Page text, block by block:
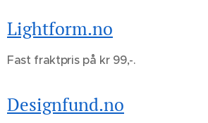
Lightform.no
Fast fraktpris på kr 99,-.
Designfund.no